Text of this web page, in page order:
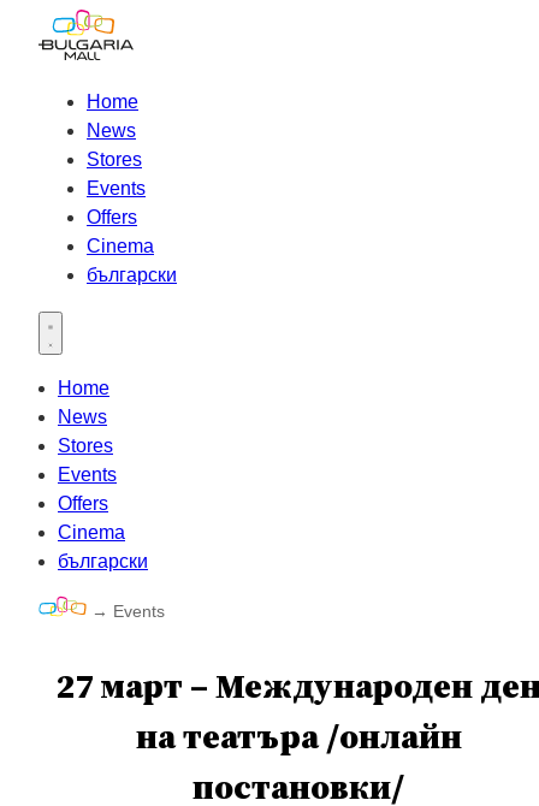
Home
News
Stores
Events
Offers
Cinema
български
Open main menu
Home
News
Stores
Events
Offers
Cinema
български
→ Events
27 март – Международен
на театъра /онлайн
постановки/